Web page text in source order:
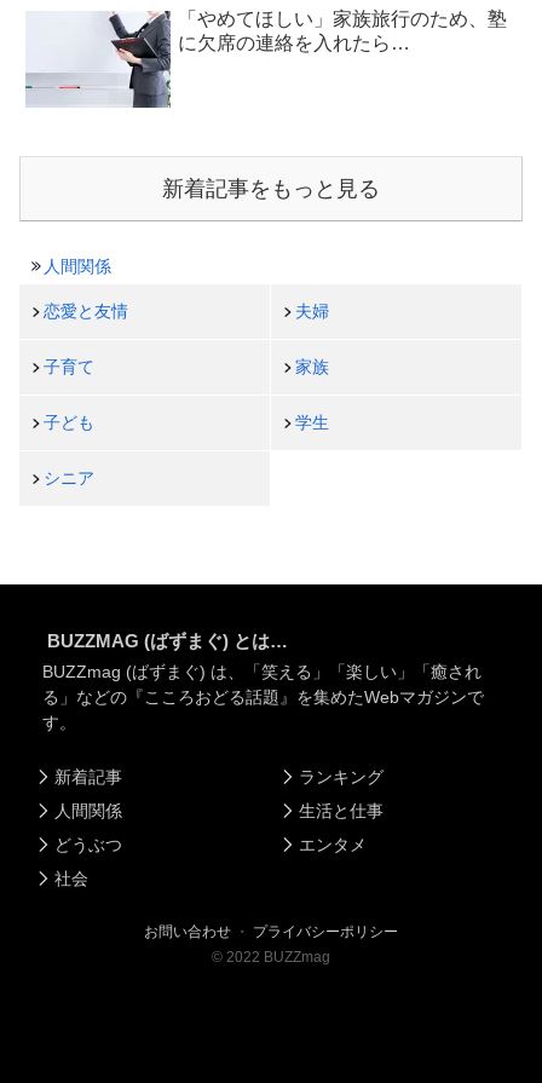
「やめてほしい」家族旅行のため、塾
に欠席の連絡を入れたら…
新着記事をもっと見る
人間関係
恋愛と友情 夫婦
子育て 家族
子ども 学生
シニア
BUZZMAG (ばずまぐ) とは…
BUZZmag (ばずまぐ) は、「笑える」「楽しい」「癒され
る」などの『こころおどる話題』を集めたWebマガジンで
す。
新着記事
人間関係
どうぶつ
社会
ランキング
生活と仕事
エンタメ
お問い合わせ ・ プライバシーポリシー
© 2022 BUZZmag